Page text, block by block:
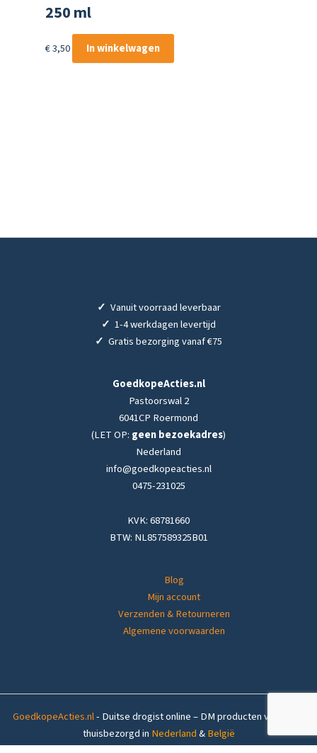
250 ml
€3,50 In winkelwagen
✓ Vanuit voorraad leverbaar
✓ 1-4 werkdagen levertijd
✓ Gratis bezorging vanaf €75
GoedkopeActies.nl
Pastoorswal 2
6041CP Roermond
(LET OP: geen bezoekadres)
Nederland
info@goedkopeacties.nl
0475-231025
KVK: 68781660
BTW: NL857589325B01
Blog
Mijn account
Verzenden & Retourneren
Algemene voorwaarden
GoedkopeActies.nl- Duitse drogist online – DM producten voordelig
thuisbezorgd in Nederland&België